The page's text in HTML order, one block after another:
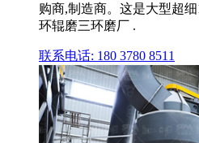
购商,制造商。这是大型超
环辊磨三环磨厂 .
联系电话: 180 3780 8511